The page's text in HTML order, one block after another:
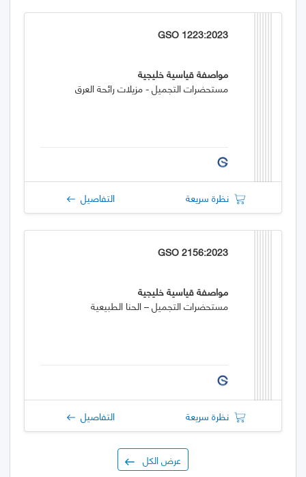
GSO 1223:2023
مواصفة قياسية خليجية
مستحضرات التجميل - مزيلات رائحة العرق
نظرة سريعة التفاصيل
GSO 2156:2023
مواصفة قياسية خليجية
مستحضرات التجميل – الحنا الطبيعية
نظرة سريعة التفاصيل
عرض الكل